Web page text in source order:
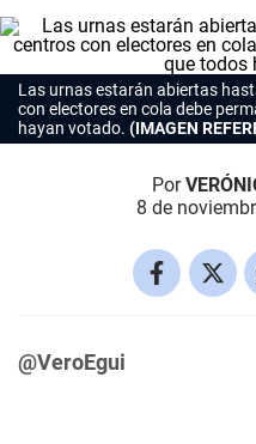
Las urnas estarán abiertas
con electores en cola debe
hayan votado. (IMAGEN
Por
8 de
@VeroEgui